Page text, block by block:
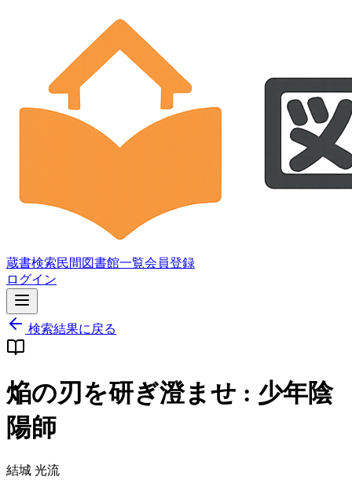
蔵書検索民間図書館一覧会員登録
ログイン
検索結果に戻る
焔の刃を研ぎ澄ませ : 少年陰
陽師
結城 光流